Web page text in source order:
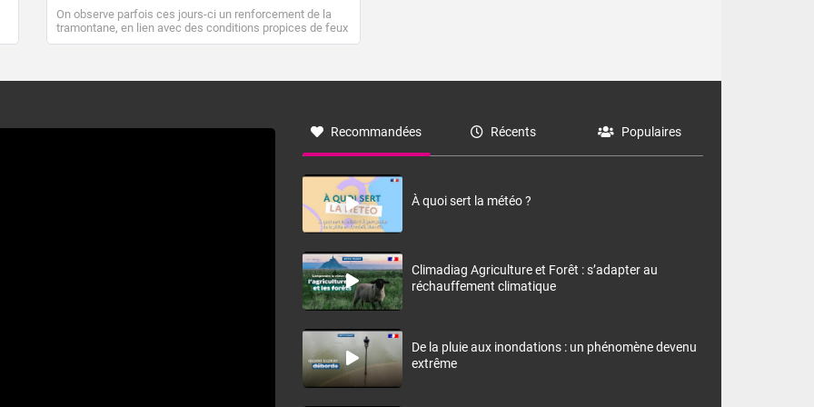
On observe parfois ces jours-ci un renforcement de la
tramontane, en lien avec des conditions propices de feux
de forêt. Mais qu'est-ce que la tramontane ? Quelles sont
à nord-ouest, dans un secteur qui part du Roussillon à la
monts, en allusion aux régions montagneuses d’où
Recommandées Récents Populaires
À quoi sert la météo ?
Climadiag Agriculture et Forêt : s’adapter au
réchauffement climatique
De la pluie aux inondations : un phénomène devenu
extrême